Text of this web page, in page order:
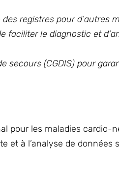
registres pour d’autres
le diagnostic et
secours (CGDIS) pour
pour les maladies cardio-
et à l’analyse de